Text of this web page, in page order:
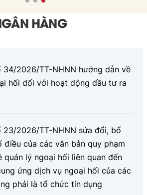
HÀNG
34/2026/TT-NHNN hướng dẫn về
hối đối với hoạt động đầu tư ra
23/2026/TT-NHNN sửa đổi, bổ
điều của các văn bản quy phạm
quản lý ngoại hối liên quan đến
ứng dịch vụ ngoại hối của các
phải là tổ chức tín dụng